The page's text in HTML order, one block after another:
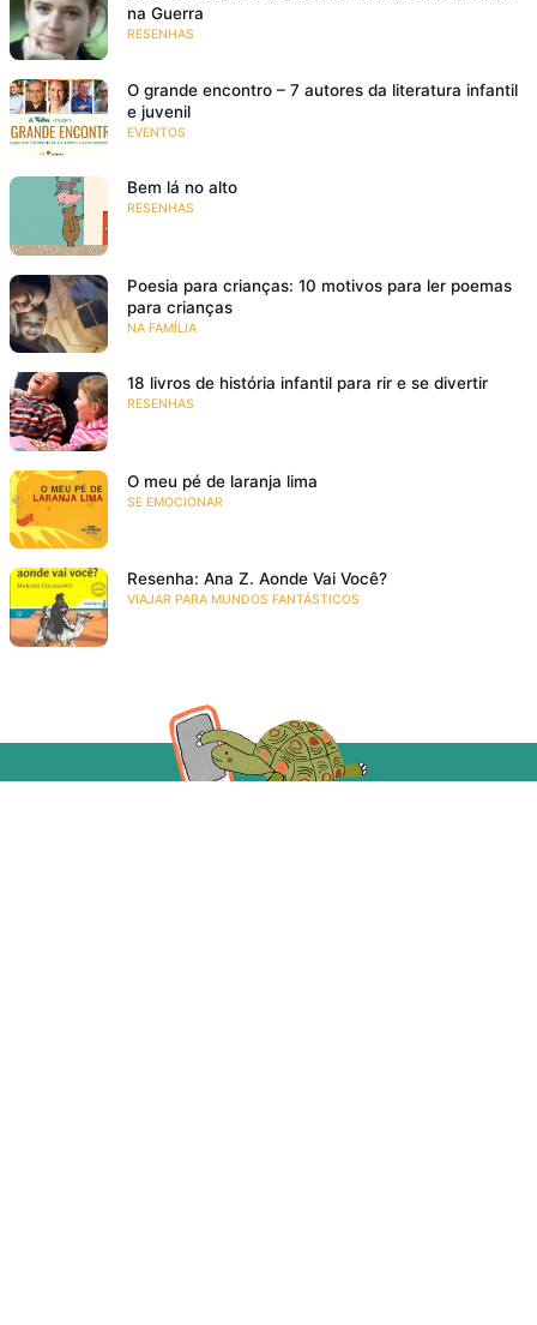
na Guerra
RESENHAS
O grande encontro – 7 autores da literatura infantil
e juvenil
EVENTOS
Bem lá no alto
RESENHAS
Poesia para crianças: 10 motivos para ler poemas
para crianças
NA FAMÍLIA
18 livros de história infantil para rir e se divertir
RESENHAS
O meu pé de laranja lima
SE EMOCIONAR
Resenha: Ana Z. Aonde Vai Você?
VIAJAR PARA MUNDOS FANTÁSTICOS